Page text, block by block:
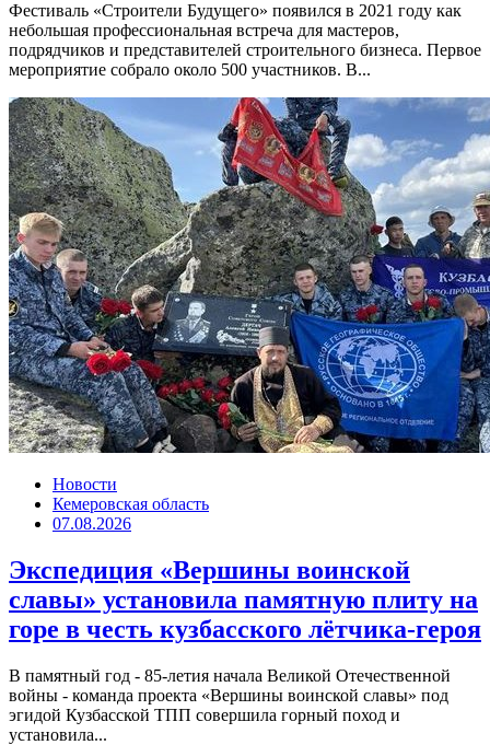
Фестиваль «Строители Будущего» появился в 2021 году как
небольшая профессиональная встреча для мастеров,
подрядчиков и представителей строительного бизнеса. Первое
мероприятие собрало около 500 участников. В...
Новости
Кемеровская область
07.08.2026
Экспедиция «Вершины воинской
славы» установила памятную плиту на
горе в честь кузбасского лётчика-героя
В памятный год - 85-летия начала Великой Отечественной
войны - команда проекта «Вершины воинской славы» под
эгидой Кузбасской ТПП совершила горный поход и
установила...